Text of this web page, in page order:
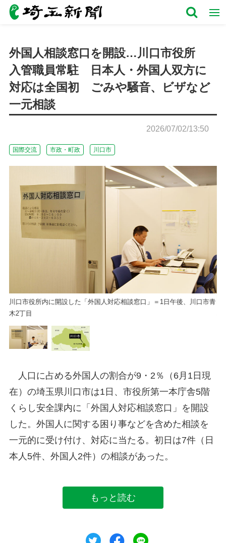
外国人相談窓口を開設…川口市役所
入管職員常駐 日本人・外国人双方に
対応は全国初 ごみや騒音、ビザなど
一元相談
2026/07/02/13:50
国際交流 市政・町政 川口市
川口市役所内に開設した「外国人対応相談窓口」＝1日午後、川口市青
木2丁目
人口に占める外国人の割合が9・2％（6月1日現
在）の埼玉県川口市は1日、市役所第一本庁舎5階
くらし安全課内に「外国人対応相談窓口」を開設
した。外国人に関する困り事などを含めた相談を
一元的に受け付け、対応に当たる。初日は7件（日
本人5件、外国人2件）の相談があった。
もっと読む
ツイートシェア